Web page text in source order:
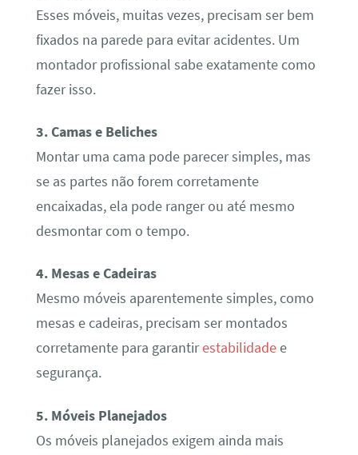
Esses móveis, muitas vezes, precisam ser bem
fixados na parede para evitar acidentes. Um
montador profissional sabe exatamente como
fazer isso.
3. Camas e Beliches
Montar uma cama pode parecer simples, mas
se as partes não forem corretamente
encaixadas, ela pode ranger ou até mesmo
desmontar com o tempo.
4. Mesas e Cadeiras
Mesmo móveis aparentemente simples, como
mesas e cadeiras, precisam ser montados
corretamente para garantirestabilidadee
segurança.
5. Móveis Planejados
Os móveis planejados exigem ainda mais